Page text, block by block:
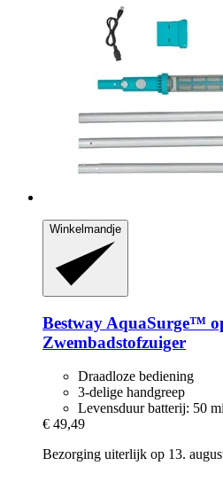
Winkelmandje
Bestway AquaSurge™
Zwembadstofzuiger
Draadloze bediening
3-delige handgreep
Levensduur batterij: 50
€ 49,49
Bezorging uiterlijk op 13.